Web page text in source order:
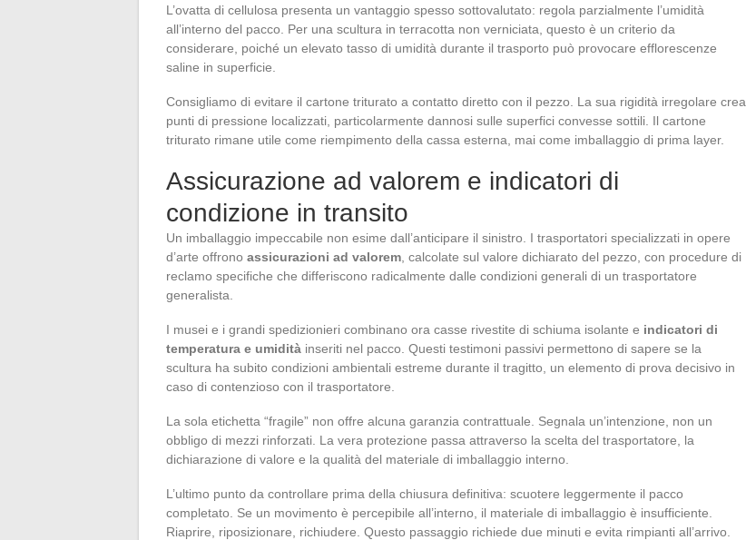
L’ovatta di cellulosa presenta un vantaggio spesso sottovalutato: regola parzialmente l’umidità
all’interno del pacco. Per una scultura in terracotta non verniciata, questo è un criterio da
considerare, poiché un elevato tasso di umidità durante il trasporto può provocare efflorescenze
saline in superficie.
Consigliamo di evitare il cartone triturato a contatto diretto con il pezzo. La sua rigidità irregolare crea
punti di pressione localizzati, particolarmente dannosi sulle superfici convesse sottili. Il cartone
triturato rimane utile come riempimento della cassa esterna, mai come imballaggio di prima layer.
Assicurazione ad valorem e indicatori di
condizione in transito
Un imballaggio impeccabile non esime dall’anticipare il sinistro. I trasportatori specializzati in opere
d’arte offrono assicurazioni ad valorem , calcolate sul valore dichiarato del pezzo, con procedure di
reclamo specifiche che differiscono radicalmente dalle condizioni generali di un trasportatore
generalista.
I musei e i grandi spedizionieri combinano ora casse rivestite di schiuma isolante e indicatori di
temperatura e umidità inseriti nel pacco. Questi testimoni passivi permettono di sapere se la
scultura ha subito condizioni ambientali estreme durante il tragitto, un elemento di prova decisivo in
caso di contenzioso con il trasportatore.
La sola etichetta “fragile” non offre alcuna garanzia contrattuale. Segnala un’intenzione, non un
obbligo di mezzi rinforzati. La vera protezione passa attraverso la scelta del trasportatore, la
dichiarazione di valore e la qualità del materiale di imballaggio interno.
L’ultimo punto da controllare prima della chiusura definitiva: scuotere leggermente il pacco
completato. Se un movimento è percepibile all’interno, il materiale di imballaggio è insufficiente.
Riaprire, riposizionare, richiudere. Questo passaggio richiede due minuti e evita rimpianti all’arrivo.